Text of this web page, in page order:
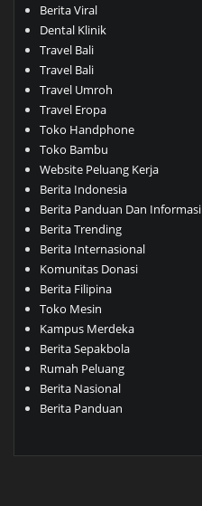
Berita Viral
Dental Klinik
Travel Bali
Travel Bali
Travel Umroh
Travel Eropa
Toko Handphone
Toko Bambu
Website Peluang Kerja
Berita Indonesia
Berita Panduan Dan Informasi
Berita Trending
Berita Internasional
Komunitas Donasi
Berita Filipina
Toko Mesin
Kampus Merdeka
Berita Sepakbola
Rumah Peluang
Berita Nasional
Berita Panduan